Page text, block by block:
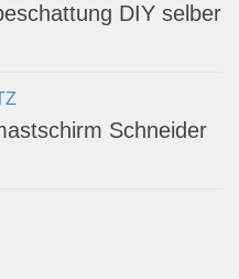
DIY selber
Schneider